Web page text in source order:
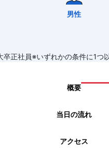
男性
正社員※いずれかの条件に1つ
概要
当日の流れ
アクセス